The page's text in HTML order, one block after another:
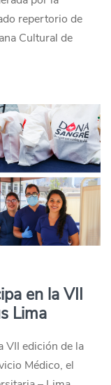
repertorio de
Cultural de
en la VII
Lima
VII edición de la
Médico, el